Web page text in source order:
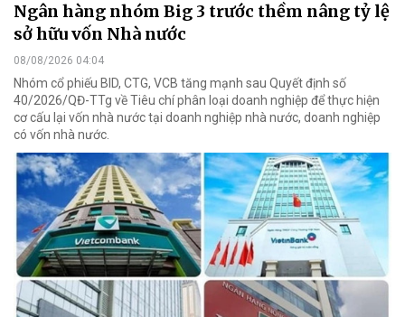
Ngân hàng nhóm Big 3 trước thềm nâng tỷ lệ
sở hữu vốn Nhà nước
08/08/2026 04:04
Nhóm cổ phiếu BID, CTG, VCB tăng mạnh sau Quyết định số
40/2026/QĐ-TTg về Tiêu chí phân loại doanh nghiệp để thực hiện
cơ cấu lại vốn nhà nước tại doanh nghiệp nhà nước, doanh nghiệp
có vốn nhà nước.